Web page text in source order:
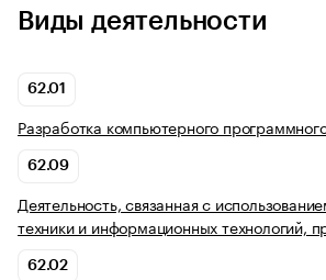
Виды деятельности
62.01
Разработка компьютерного
62.09
Деятельность, связанная с
техники и информационных технологий,
62.02